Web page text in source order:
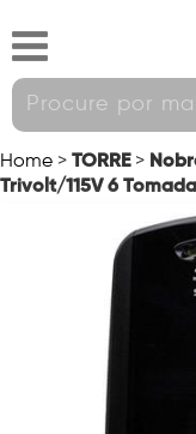
Home > TORRE >
Trivolt/115V 6